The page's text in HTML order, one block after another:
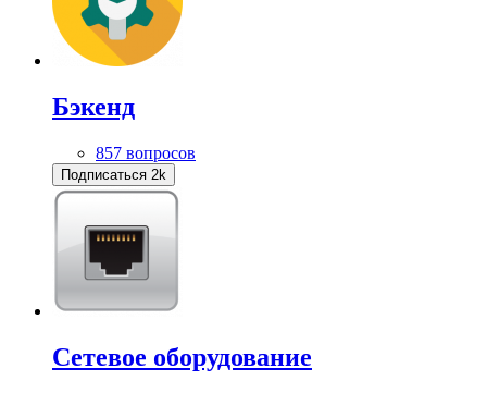
Бэкенд
857 вопросов
Подписаться 2k
Сетевое оборудование